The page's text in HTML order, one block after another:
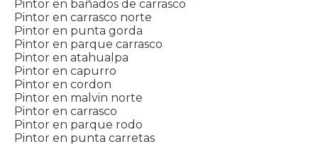
Pintor en bañados de carrasco
Pintor en carrasco norte
Pintor en punta gorda
Pintor en parque carrasco
Pintor en atahualpa
Pintor en capurro
Pintor en cordon
Pintor en malvin norte
Pintor en carrasco
Pintor en parque rodo
Pintor en punta carretas